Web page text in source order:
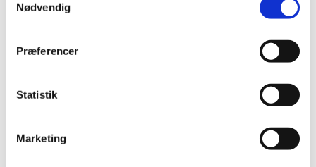
Nødvendig
Præferencer
Statistik
Marketing